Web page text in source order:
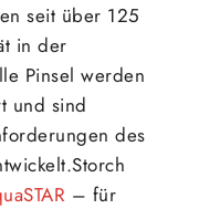
seit über 125
in der
Pinsel werden
und sind
des
– für